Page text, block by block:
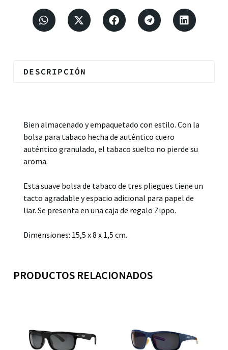
DESCRIPCIÓN
Bien almacenado y empaquetado con estilo. Con la
bolsa para tabaco hecha de auténtico cuero
auténtico granulado, el tabaco suelto no pierde su
aroma.
Esta suave bolsa de tabaco de tres pliegues tiene un
tacto agradable y espacio adicional para papel de
liar. Se presenta en una caja de regalo Zippo.
Dimensiones: 15,5 x 8 x 1,5 cm.
PRODUCTOS RELACIONADOS